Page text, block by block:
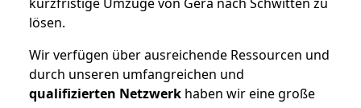
lösen.
Wir verfügen über ausreichende Ressourcen und
durch unseren umfangreichen und
qualifizierten Netzwerk haben wir eine große